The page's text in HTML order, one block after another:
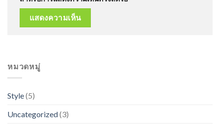
หมวดหมู่
Style(5)
Uncategorized(3)